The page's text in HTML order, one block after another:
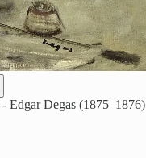
- Edgar Degas (1875–1876)